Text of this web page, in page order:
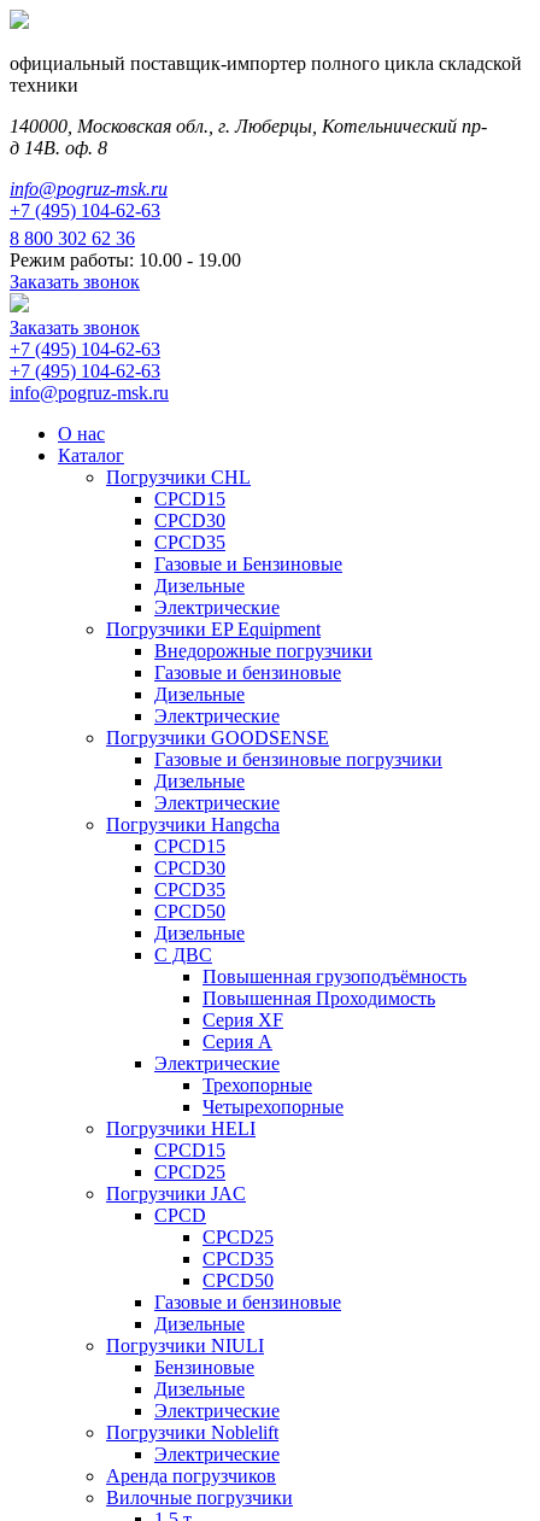
официальный поставщик-импортер полного цикла складской
техники
140000, Московская обл., г. Люберцы, Котельнический пр-
д 14В. оф. 8
info@pogruz-msk.ru
+7 (495) 104-62-63
8 800 302 62 36
Режим работы: 10.00 - 19.00
Заказать звонок
Заказать звонок
+7 (495) 104-62-63
+7 (495) 104-62-63
info@pogruz-msk.ru
О нас
Каталог
Погрузчики CHL
CPCD15
CPCD30
CPCD35
Газовые и Бензиновые
Дизельные
Электрические
Погрузчики EP Equipment
Внедорожные погрузчики
Газовые и бензиновые
Дизельные
Электрические
Погрузчики GOODSENSE
Газовые и бензиновые погрузчики
Дизельные
Электрические
Погрузчики Hangcha
CPCD15
CPCD30
CPCD35
CPCD50
Дизельные
С ДВС
Повышенная грузоподъёмность
Повышенная Проходимость
Серия XF
Серия А
Электрические
Трехопорные
Четырехопорные
Погрузчики HELI
CPCD15
CPCD25
Погрузчики JAC
CPCD
CPCD25
CPCD35
CPCD50
Газовые и бензиновые
Дизельные
Погрузчики NIULI
Бензиновые
Дизельные
Электрические
Погрузчики Noblelift
Электрические
Аренда погрузчиков
Вилочные погрузчики